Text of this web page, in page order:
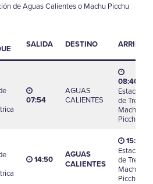
de Aguas Calientes o Machu Picchu
SALIDA DESTINO ARRIBO
07:54
AGUAS
CALIENTES
08:40
Estación
de Tren,
Machu
Picchu
14:50
AGUAS
CALIENTES
15:35
Estación
de Tren,
Machu
Picchu